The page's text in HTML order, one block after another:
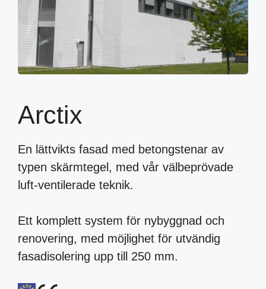
Arctix
En lättvikts fasad med betongstenar av
typen skärmtegel, med vår välbeprövade
luft-ventilerade teknik.
Ett komplett system för nybyggnad och
renovering, med möjlighet för utvändig
fasadisolering upp till 250 mm.